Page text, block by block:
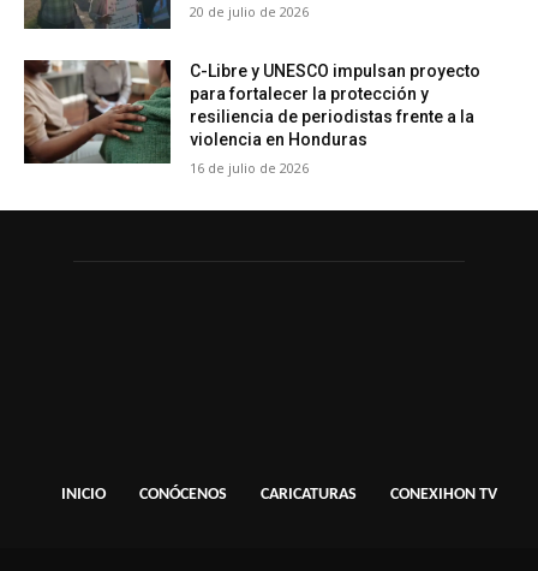
20 de julio de 2026
C-Libre y UNESCO impulsan proyecto
para fortalecer la protección y
resiliencia de periodistas frente a la
violencia en Honduras
16 de julio de 2026
INICIO CONÓCENOS CARICATURAS CONEXIHON TV